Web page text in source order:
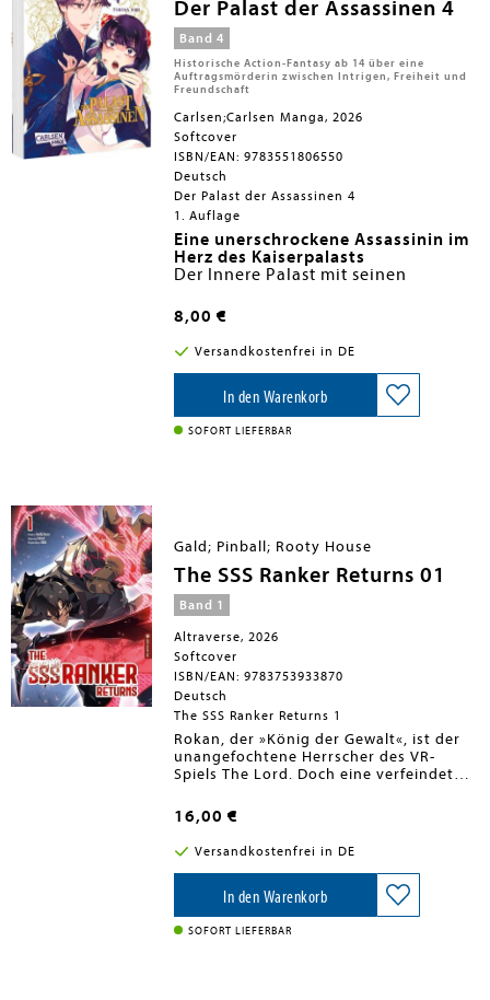
Der Palast der Assassinen 4
Band 4
Historische Action-Fantasy ab 14 über eine
Auftragsmörderin zwischen Intrigen, Freiheit und
Freundschaft
Carlsen;Carlsen Manga, 2026
Softcover
ISBN/EAN: 9783551806550
Deutsch
Der Palast der Assassinen 4
1. Auflage
Eine unerschrockene Assassinin im
Herz des Kaiserpalasts
Der Innere Palast mit seinen
glich einem prächtigen
Blumengarten und mitten darin
stand Karin. Als sie sich heimlich in
den Palast der Kaiseringroßmutter
schleicht, um Gakutan, den
Lehrmeister des jungen Kaisers, zu
retten, stößt sie jedoch auf eine
ganze Schwarmwolke gefährlicher
Historischer Action-Manga mit
starker Heldin, höfischen Intrigen
und Kampfkunst
Fesselnde Geschichte mit
wunderschönem Zeichenstil
Für Fans von Historical Fantasy
und Court Drama
Emotionale und hochspannende
Manga-Serie über Mut, Loyalität
8,00 €
Versandkostenfrei in DE
In den Warenkorb
SOFORT LIEFERBAR
Gald; Pinball; Rooty House
The SSS Ranker Returns 01
Band 1
Altraverse, 2026
Softcover
ISBN/EAN: 9783753933870
Deutsch
The SSS Ranker Returns 1
Rokan, der »König der Gewalt«, ist der
unangefochtene Herrscher des VR-
Spiels The Lord. Doch eine verfeindete
Items und schließlich sogar seinen Titel.
Als er glaubt, seine Zeit als stärkster
Spieler sei endgültig vorbei, erwacht er
plötzlich drei Jahre in der
Vergangenheit, kurz vor dem Launch
von The Lord. Voller Rachegelüste
macht sich Rokan daran, von Neuem zu
beginnen und sich die Herrschaft ein
16,00 €
Versandkostenfrei in DE
In den Warenkorb
SOFORT LIEFERBAR